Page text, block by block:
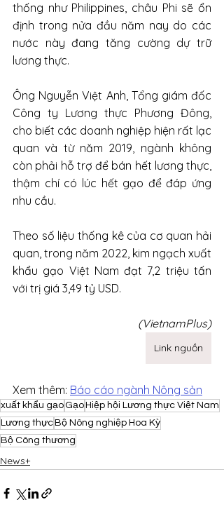
thống như Philippines, châu Phi sẽ ổn
định trong nửa đầu năm nay do các
nước này đang tăng cường dự trữ
lương thực.
Ông Nguyễn Việt Anh, Tổng giám đốc
Công ty Lương thực Phương Đông,
cho biết các doanh nghiệp hiện rất lạc
quan và từ năm 2019, ngành không
còn phải hỗ trợ để bán hết lương thực,
thậm chí có lúc hết gạo để đáp ứng
nhu cầu.
Theo số liệu thống kê của cơ quan hải
quan, trong năm 2022, kim ngạch xuất
khẩu gạo Việt Nam đạt 7,2 triệu tấn
với trị giá 3,49 tỷ USD.
(VietnamPlus)
Link nguồn
Xem thêm: Báo cáo ngành Nông sản
xuất khẩu gạo Gạo Hiệp hội Lương thực Việt Nam
Lương thực Bộ Nông nghiệp Hoa Kỳ
Bộ Công thương
News+